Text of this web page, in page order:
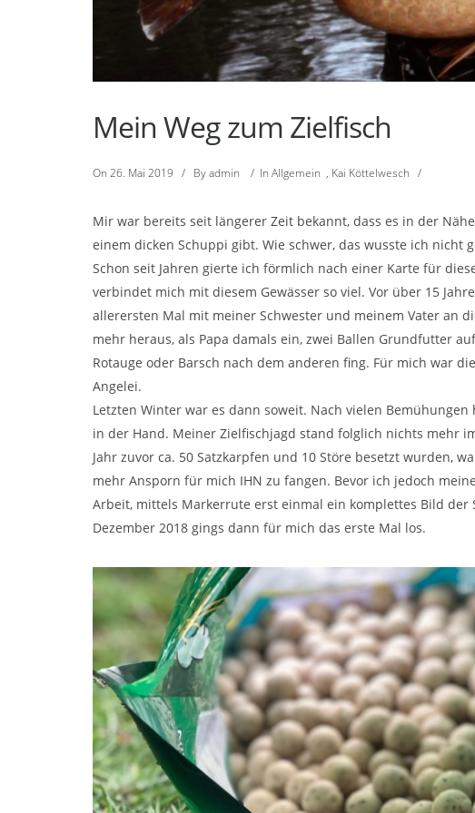
Mein Weg zum Zielfisch
On 26. Mai 2019 / Byadmin / In Allgemein , Kai Köttelwesch /
Mir war bereits seit längerer Zeit bekannt, dass es in der
einem dicken Schuppi gibt. Wie schwer, das wusste ich nicht
Schon seit Jahren gierte ich förmlich nach einer Karte für
verbindet mich mit diesem Gewässer so viel. Vor über 15
allerersten Mal mit meiner Schwester und meinem Vater an
mehr heraus, als Papa damals ein, zwei Ballen Grundfutter
Rotauge oder Barsch nach dem anderen fing. Für mich war
Angelei.
Letzten Winter war es dann soweit. Nach vielen
in der Hand. Meiner Zielfischjagd stand folglich nichts mehr
Jahr zuvor ca. 50 Satzkarpfen und 10 Störe besetzt wurden,
mehr Ansporn für mich IHN zu fangen. Bevor ich jedoch
Arbeit, mittels Markerrute erst einmal ein komplettes Bild der
Dezember 2018 gings dann für mich das erste Mal los.